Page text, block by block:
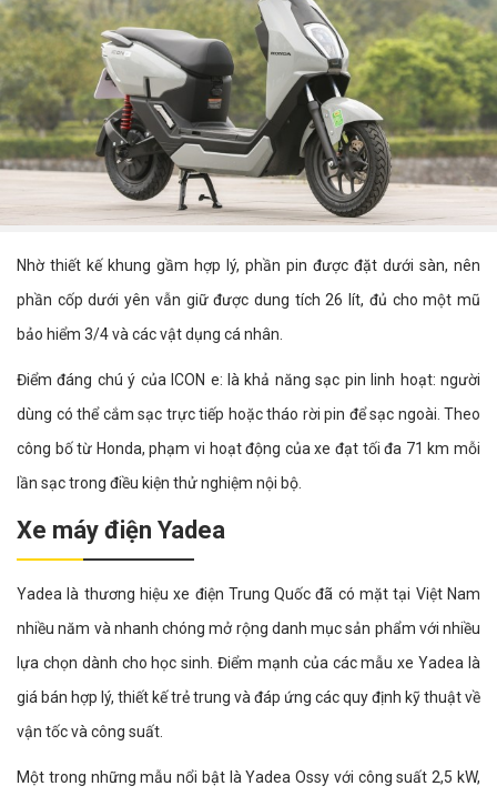
Nhờ thiết kế khung gầm hợp lý, phần pin được đặt dưới sàn, nên
phần cốp dưới yên vẫn giữ được dung tích 26 lít, đủ cho một mũ
bảo hiểm 3/4 và các vật dụng cá nhân.
Điểm đáng chú ý của ICON e: là khả năng sạc pin linh hoạt: người
dùng có thể cắm sạc trực tiếp hoặc tháo rời pin để sạc ngoài. Theo
công bố từ Honda, phạm vi hoạt động của xe đạt tối đa 71 km mỗi
lần sạc trong điều kiện thử nghiệm nội bộ.
Xe máy điện Yadea
Yadea là thương hiệu xe điện Trung Quốc đã có mặt tại Việt Nam
nhiều năm và nhanh chóng mở rộng danh mục sản phẩm với nhiều
lựa chọn dành cho học sinh. Điểm mạnh của các mẫu xe Yadea là
giá bán hợp lý, thiết kế trẻ trung và đáp ứng các quy định kỹ thuật về
vận tốc và công suất.
Một trong những mẫu nổi bật là Yadea Ossy với công suất 2,5 kW,